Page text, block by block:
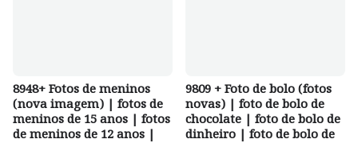
8948+ Fotos de meninos
(nova imagem) | fotos de
meninos de 15 anos | fotos
de meninos de 12 anos |
9809 + Foto de bolo (fotos
novas) | foto de bolo de
chocolate | foto de bolo de
dinheiro | foto de bolo de